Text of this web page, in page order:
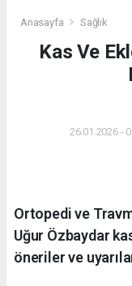
Anasayfa Sağlık
Kas Ve
26.01.2026 -
Ortopedi ve
Uğur Özbaydar
öneriler ve